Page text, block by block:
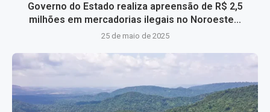
Governo do Estado realiza apreensão de R$ 2,5
milhões em mercadorias ilegais no Noroeste...
25 de maio de 2025